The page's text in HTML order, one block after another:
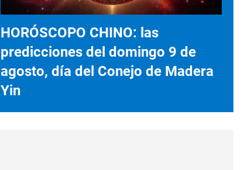
HORÓSCOPO CHINO: las
predicciones del domingo 9 de
agosto, día del Conejo de Madera
Yin